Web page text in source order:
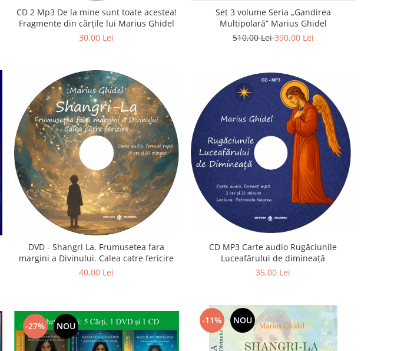
CD 2 Mp3 De la mine sunt toate acestea!
Fragmente din cărțile lui Marius Ghidel
30,00 Lei
Set 3 volume Seria „Gandirea
Multipolară” Marius Ghidel
510,00 Lei390,00 Lei
DVD - Shangri La. Frumusetea fara
margini a Divinului. Calea catre fericire
40,00 Lei
CD MP3 Carte audio Rugăciunile
Luceafărului de dimineață
35,00 Lei
-27% NOU
-11% NOU